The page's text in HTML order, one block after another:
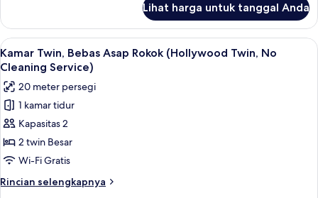
No
Cleaning
Service)
Kamar
Twin,
Bebas
Asap
(Moderate
Twin,
No
Cleaning
Service)
Lihat harga untuk tanggal Anda
Lihat
semua
foto
untuk
Kamar
Twin,
Bebas
Asap
Rokok
(Hollywood
Brankas, meja kerja, kedap suara,
6
Kamar Twin, Bebas Asap Rokok (Hollywood Twin, No
Cleaning Service)
20 meter persegi
1 kamar tidur
Kapasitas 2
2 twin Besar
Wi-Fi Gratis
Rincian selengkapnya
Rincian